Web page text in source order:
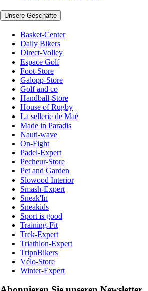
Unsere Geschäfte
Basket-Center
Daily Bikers
Direct-Volley
Espace Golf
Foot-Store
Galopp-Store
Golf and co
Handball-Store
House of Rugby
La sellerie de Maé
Made in Paradis
Nauti-wave
On-Fight
Padel-Expert
Pecheur-Store
Pet and Garden
Slowood Interior
Smash-Expert
Sneak'In
Sneakids
Sport is good
Training-Fit
Trek-Expert
Triathlon-Expert
TripnBikers
Vélo-Store
Winter-Expert